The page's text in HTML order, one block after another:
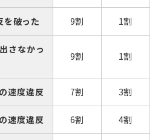
を破った 9割 1割
さなかっ
9割 1割
速度違反 7割 3割
速度違反 6割 4割